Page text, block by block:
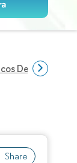
De Argentina
Share